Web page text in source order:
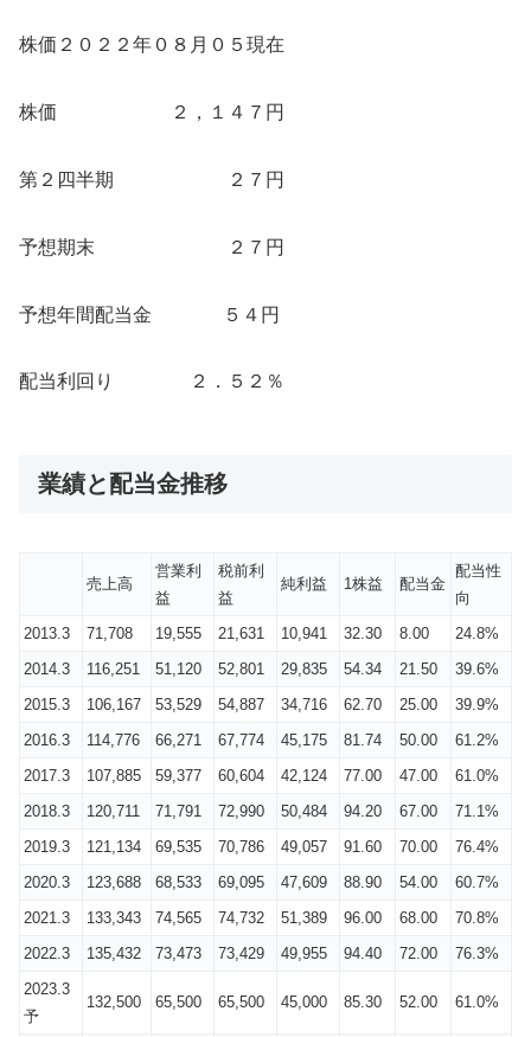
株価２０２２年０８月０５現在
株価 ２，１４７円
第２四半期 ２７円
予想期末 ２７円
予想年間配当金 ５４円
配当利回り ２．５２％
業績と配当金推移
売上高
営業利
益
税前利
益
純利益 1株益 配当金
配当性
向
2013.3
71,708 19,555 21,631 10,941 32.30 8.00
24.8%
2014.3
116,251 51,120 52,801 29,835 54.34 21.50
39.6%
2015.3
106,167 53,529 54,887 34,716 62.70 25.00
39.9%
2016.3
114,776 66,271 67,774 45,175 81.74 50.00
61.2%
2017.3
107,885 59,377 60,604 42,124 77.00 47.00
61.0%
2018.3
120,711 71,791 72,990 50,484 94.20 67.00
71.1%
2019.3
121,134 69,535 70,786 49,057 91.60 70.00
76.4%
2020.3
123,688 68,533 69,095 47,609 88.90 54.00
60.7%
2021.3
133,343 74,565 74,732 51,389 96.00 68.00
70.8%
2022.3
135,432 73,473 73,429 49,955 94.40 72.00
76.3%
2023.3
予
132,500 65,500 65,500 45,000 85.30 52.00 61.0%